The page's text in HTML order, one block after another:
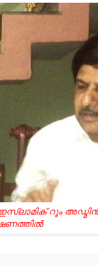
റൂം അഡ്മിന്‍